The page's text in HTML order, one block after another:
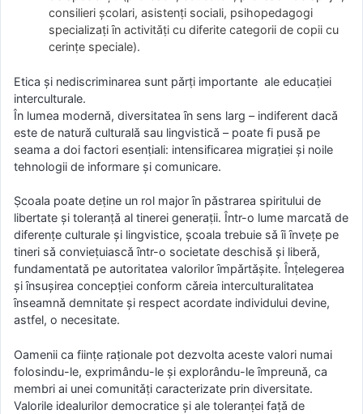
consilieri şcolari, asistenṭi sociali, psihopedagogi
specializaṭi ȋn activitǎṭi cu diferite categorii de copii cu
cerinṭe speciale).
Etica şi nediscriminarea sunt pǎrṭi importante ale educaṭiei
interculturale.
În lumea modernǎ, diversitatea ȋn sens larg – indiferent dacǎ
este de naturǎ culturalǎ sau lingvisticǎ – poate fi pusǎ pe
seama a doi factori esenṭiali: intensificarea migraṭiei şi noile
tehnologii de informare şi comunicare.
Ṣcoala poate deṭine un rol major ȋn pǎstrarea spiritului de
libertate şi toleranṭǎ al tinerei generaṭii. Într-o lume marcatǎ de
diferenṭe culturale şi lingvistice, şcoala trebuie sǎ ȋi ȋnveṭe pe
tineri sǎ convieṭuiascǎ ȋntr-o societate deschisǎ şi liberǎ,
fundamentatǎ pe autoritatea valorilor ȋmpǎrtǎşite. Înṭelegerea
şi ȋnsuşirea concepṭiei conform cǎreia interculturalitatea
ȋnseamnǎ demnitate şi respect acordate individului devine,
astfel, o necesitate.
Oamenii ca fiinṭe raṭionale pot dezvolta aceste valori numai
folosindu-le, exprimându-le şi explorându-le ȋmpreunǎ, ca
membri ai unei comunitǎṭi caracterizate prin diversitate.
Valorile idealurilor democratice şi ale toleranṭei faṭǎ de